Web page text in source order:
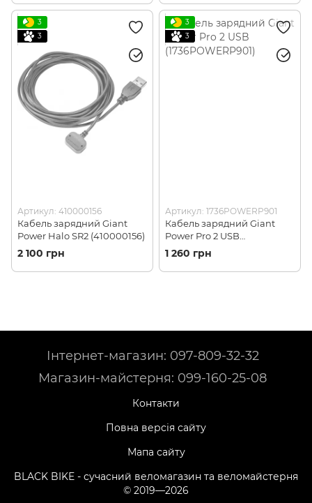
3
3
Артикул: 410000156
Кабель зарядний Giant
Power Halo SR2 (410000156)
2 100 грн
3
3
Артикул: 1736POWERP901
Кабель зарядний Giant
Power Pro 2 USB
(1736POWERP901)
1 260 грн
Інтернет-магазин: 097-809-32-32
Магазин-майстерня: 099-160-25-08
Контакти
Повна версія сайту
Мапа сайту
BLACK BIKE - сучасний веломагазин та веломайстерня
© 2019—2026